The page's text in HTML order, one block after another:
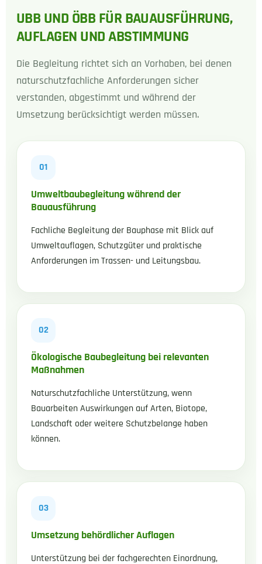
UBB UND ÖBB FÜR BAUAUSFÜHRUNG,
AUFLAGEN UND ABSTIMMUNG
Die Begleitung richtet sich an Vorhaben, bei denen
naturschutzfachliche Anforderungen sicher
verstanden, abgestimmt und während der
Umsetzung berücksichtigt werden müssen.
01
Umweltbaubegleitung während der
Bauausführung
Fachliche Begleitung der Bauphase mit Blick auf
Umweltauflagen, Schutzgüter und praktische
Anforderungen im Trassen- und Leitungsbau.
02
Ökologische Baubegleitung bei relevanten
Maßnahmen
Naturschutzfachliche Unterstützung, wenn
Bauarbeiten Auswirkungen auf Arten, Biotope,
Landschaft oder weitere Schutzbelange haben
können.
03
Umsetzung behördlicher Auflagen
Unterstützung bei der fachgerechten Einordnung,